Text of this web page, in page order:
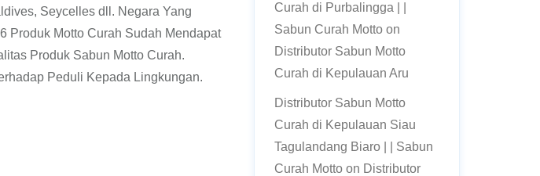
Seycelles dll. Negara Yang
Produk Motto Curah Sudah Mendapat
Produk Sabun Motto Curah.
Peduli Kepada Lingkungan.
Curah di Purbalingga | |
Sabun Curah Mottoon
Distributor Sabun Motto
Curah di Kepulauan Aru
Distributor Sabun Motto
Curah di Kepulauan Siau
Tagulandang Biaro | | Sabun
Curah Mottoon Distributor